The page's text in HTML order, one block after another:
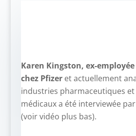
Karen Kingston, ex-
chez Pfizeret actuellement
industries pharmaceutiques
médicaux a été interviewée par
(voir vidéo plus bas).